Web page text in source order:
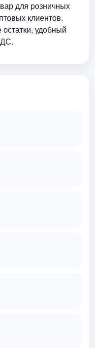
для розничных
клиентов.
удобный